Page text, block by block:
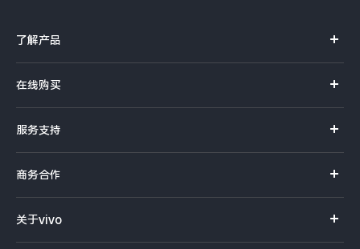
了解产品
S系列
Y系列
iQOO手机
T系列
在线购买
选购手机
选购配件
订单查询
服务支持
服务网点
查找手机
商务合作
开放平台
关于vivo